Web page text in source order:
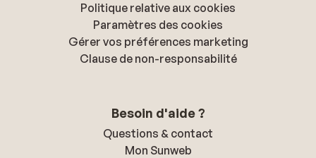
Politique relative aux cookies
Paramètres des cookies
Gérer vos préférences marketing
Clause de non-responsabilité
Besoin d'aide ?
Questions & contact
Mon Sunweb